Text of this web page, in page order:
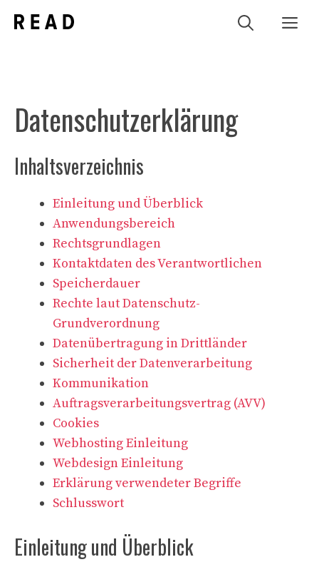
Inhalt
Datenschutzerklärung
Inhaltsverzeichnis
Einleitung und Überblick
Anwendungsbereich
Rechtsgrundlagen
Kontaktdaten des Verantwortlichen
Speicherdauer
Rechte laut Datenschutz-
Grundverordnung
Datenübertragung in Drittländer
Sicherheit der Datenverarbeitung
Kommunikation
Auftragsverarbeitungsvertrag (AVV)
Cookies
Webhosting Einleitung
Webdesign Einleitung
Erklärung verwendeter Begriffe
Schlusswort
Einleitung und Überblick